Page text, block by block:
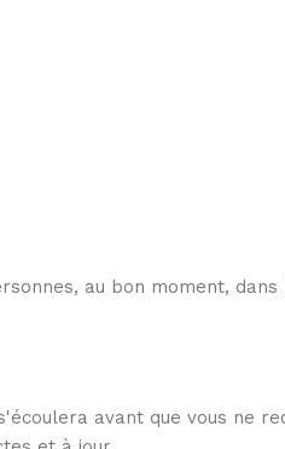
au bon moment,
avant que vous ne